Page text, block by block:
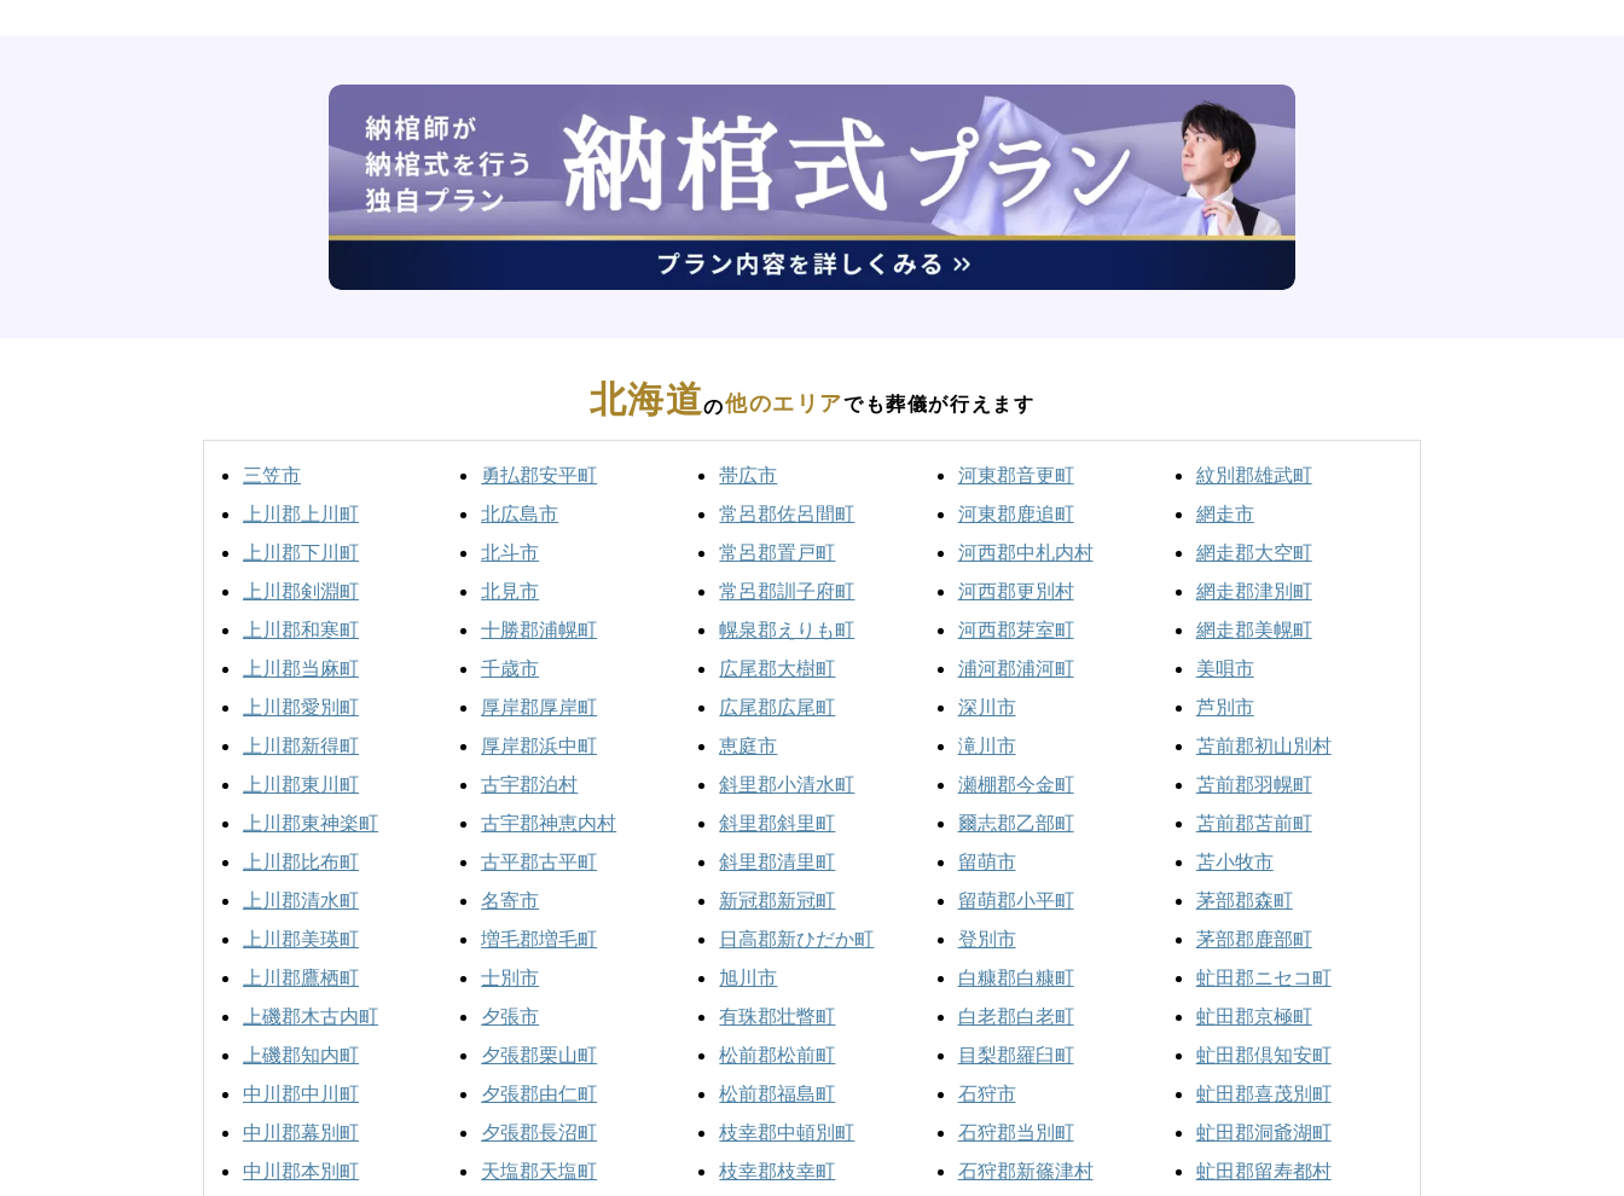
北海道の他のエリアでも葬儀が行えます
三笠市
上川郡上川町
上川郡下川町
上川郡剣淵町
上川郡和寒町
上川郡当麻町
上川郡愛別町
上川郡新得町
上川郡東川町
上川郡東神楽町
上川郡比布町
上川郡清水町
上川郡美瑛町
上川郡鷹栖町
上磯郡木古内町
上磯郡知内町
中川郡中川町
中川郡幕別町
中川郡本別町
勇払郡安平町
北広島市
北斗市
北見市
十勝郡浦幌町
千歳市
厚岸郡厚岸町
厚岸郡浜中町
古宇郡泊村
古宇郡神恵内村
古平郡古平町
名寄市
増毛郡増毛町
士別市
夕張市
夕張郡栗山町
夕張郡由仁町
夕張郡長沼町
天塩郡天塩町
帯広市
常呂郡佐呂間町
常呂郡置戸町
常呂郡訓子府町
幌泉郡えりも町
広尾郡大樹町
広尾郡広尾町
恵庭市
斜里郡小清水町
斜里郡斜里町
斜里郡清里町
新冠郡新冠町
日高郡新ひだか町
旭川市
有珠郡壮瞥町
松前郡松前町
松前郡福島町
枝幸郡中頓別町
枝幸郡枝幸町
河東郡音更町
河東郡鹿追町
河西郡中札内村
河西郡更別村
河西郡芽室町
浦河郡浦河町
深川市
滝川市
瀬棚郡今金町
爾志郡乙部町
留萌市
留萌郡小平町
登別市
白糠郡白糠町
白老郡白老町
目梨郡羅臼町
石狩市
石狩郡当別町
石狩郡新篠津村
紋別郡雄武町
網走市
網走郡大空町
網走郡津別町
網走郡美幌町
美唄市
芦別市
苫前郡初山別村
苫前郡羽幌町
苫前郡苫前町
苫小牧市
茅部郡森町
茅部郡鹿部町
虻田郡ニセコ町
虻田郡京極町
虻田郡倶知安町
虻田郡喜茂別町
虻田郡洞爺湖町
虻田郡留寿都村